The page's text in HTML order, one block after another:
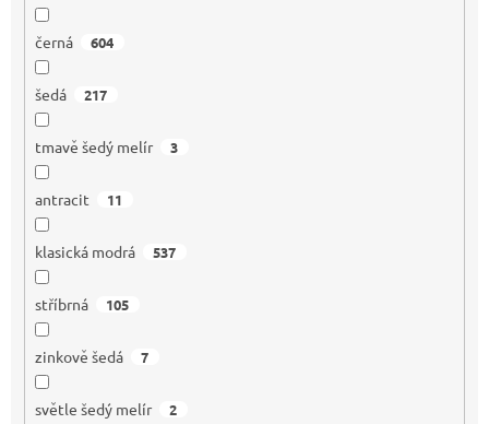
černá 604
šedá 217
tmavě šedý melír 3
antracit 11
klasická modrá 537
stříbrná 105
zinkově šedá 7
světle šedý melír 2